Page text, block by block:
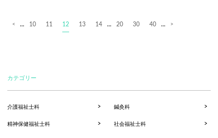
< ... 10 11 12 13 14 ... 20 30 40 ... >
カテゴリー
介護福祉士科 鍼灸科
精神保健福祉士科 社会福祉士科